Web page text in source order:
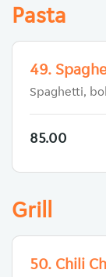
Pasta
49.
Spaghetti,
85.00
Grill
50. Chili